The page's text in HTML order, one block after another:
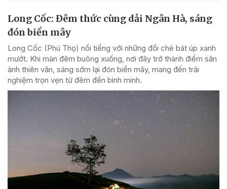
Long Cốc: Đêm thức cùng dải Ngân Hà, sáng
đón biển mây
Long Cốc (Phú Thọ) nổi tiếng với những đồi chè bát úp xanh
mướt. Khi màn đêm buông xuống, nơi đây trở thành điểm săn
ảnh thiên văn, sáng sớm lại đón biển mây, mang đến trải
nghiệm trọn vẹn từ đêm đến bình minh.